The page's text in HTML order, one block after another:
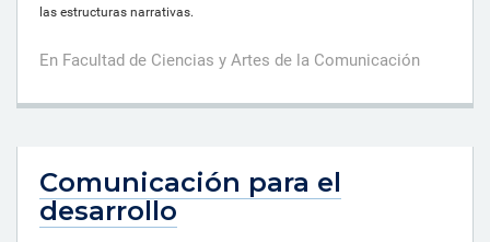
las estructuras narrativas.
En Facultad de Ciencias y Artes de la Comunicación
Comunicación para el
desarrollo